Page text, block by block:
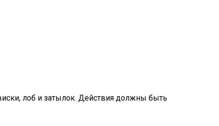
лоб и затылок. Действия должны быть